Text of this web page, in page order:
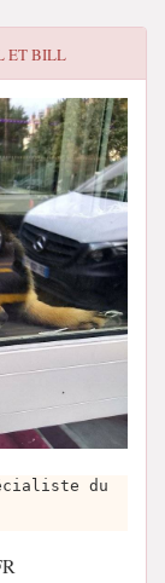
ET BILL
du